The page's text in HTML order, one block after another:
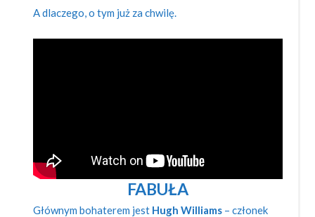
A dlaczego, o tym już za chwilę.
FABUŁA
Głównym bohaterem jest Hugh Williams– członek